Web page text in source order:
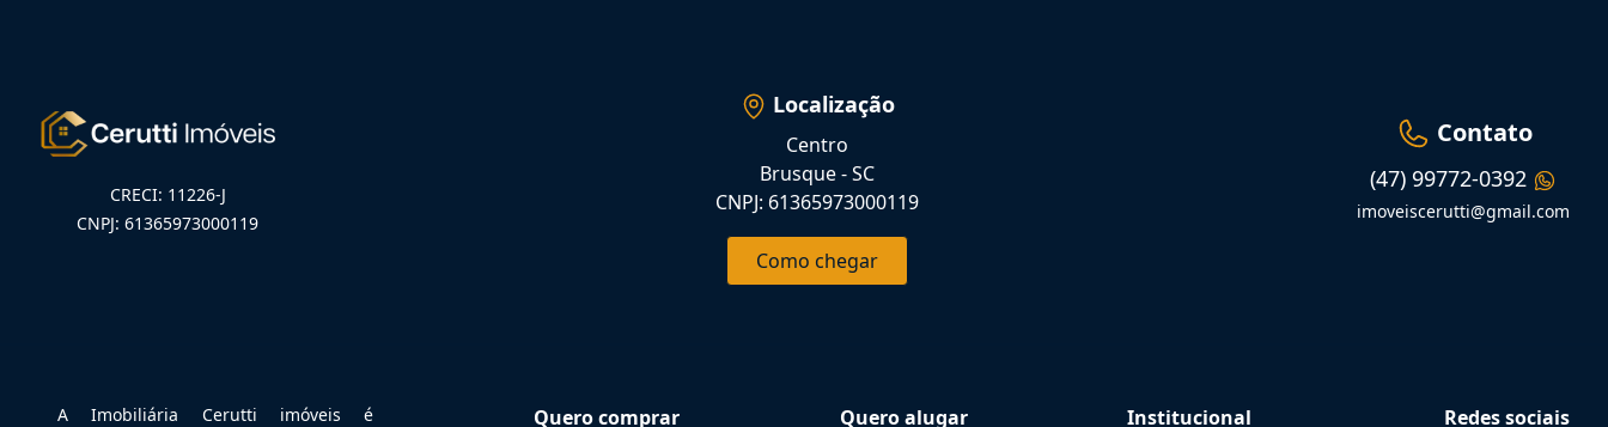
CRECI: 11226-J
CNPJ: 61365973000119
Localização
Centro
Brusque - SC
CNPJ: 61365973000119
Como chegar
Contato
(47) 99772-0392
imoveiscerutti@gmail.com
A Imobiliária Cerutti imóveis é Quero comprar Quero alugar Institucional Redes sociais